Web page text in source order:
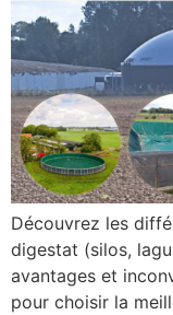
Découvrez les
digestat (silos,
avantages et
pour choisir la